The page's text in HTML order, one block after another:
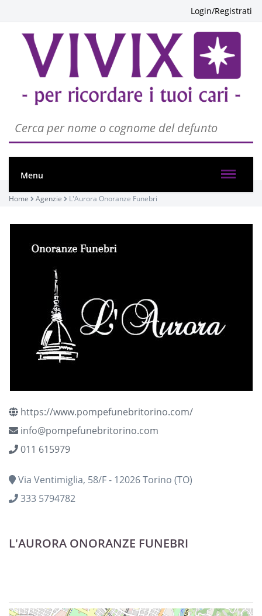
Login/Registrati
Menu
Home Agenzie L'Aurora Onoranze Funebri
https://www.pompefunebritorino.com/
info@pompefunebritorino.com
011 615979
Via Ventimiglia, 58/F - 12026 Torino (TO)
333 5794782
L'AURORA ONORANZE FUNEBRI